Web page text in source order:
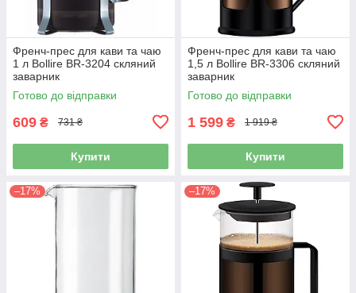
Френч-прес для кави та чаю
1 л Bollire BR-3204 скляний
заварник
Готово до відправки
609 ₴ 731 ₴
Купити
Френч-прес для кави та чаю
1,5 л Bollire BR-3306 скляний
заварник
Готово до відправки
1 599 ₴ 1 919 ₴
Купити
–17% –17%